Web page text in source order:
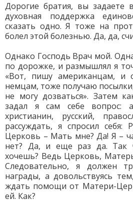
Дорогие братия, вы задаете
духовная поддержка
сказать одно. Я тоже на
болел этой болезнью. Да, да,
Однако Господь Врач мой.
по дорожке, и размышлял я
«Вот, пишу американцам, и
немцам, тоже получаю
не могу дозваться». Затем
задал я сам себе
христианин, русский,
рассуждать, я спросил себя:
Церковь – Мать мне? Да! Я –
нет? Да, и еще раз да. Так
хочешь? Ведь Церковь,
Следовательно, я должен
награды, а довольствуясь
ждать помощи от Матери-
ей. Как?